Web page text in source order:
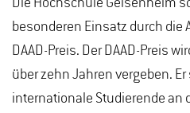
besonderen Einsatz durch
DAAD-Preis. Der DAAD-Preis
über zehn Jahren vergeben.
internationale Studierende an